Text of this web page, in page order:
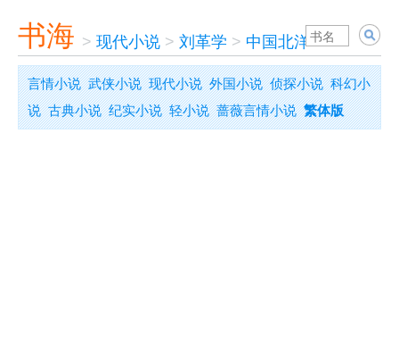
书海 > 现代小说 > 刘革学 > 中国北洋军阀大结局
言情小说 武侠小说 现代小说 外国小说 侦探小说 科幻小
说 古典小说 纪实小说 轻小说 蔷薇言情小说 繁体版